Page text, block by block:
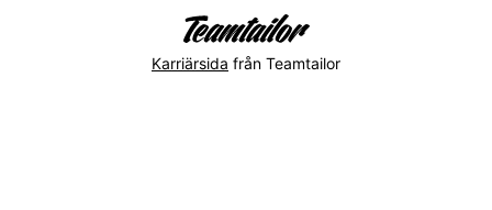
Karriärsida från Teamtailor